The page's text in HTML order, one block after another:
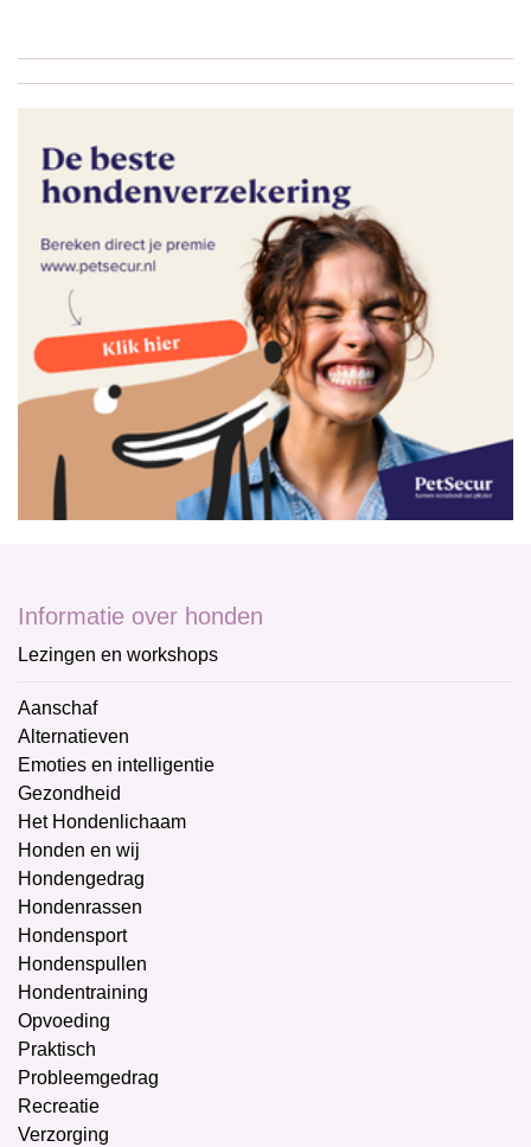
Informatie over honden
Lezingen en workshops
Aanschaf
Alternatieven
Emoties en intelligentie
Gezondheid
Het Hondenlichaam
Honden en wij
Hondengedrag
Hondenrassen
Hondensport
Hondenspullen
Hondentraining
Opvoeding
Praktisch
Probleemgedrag
Recreatie
Verzorging